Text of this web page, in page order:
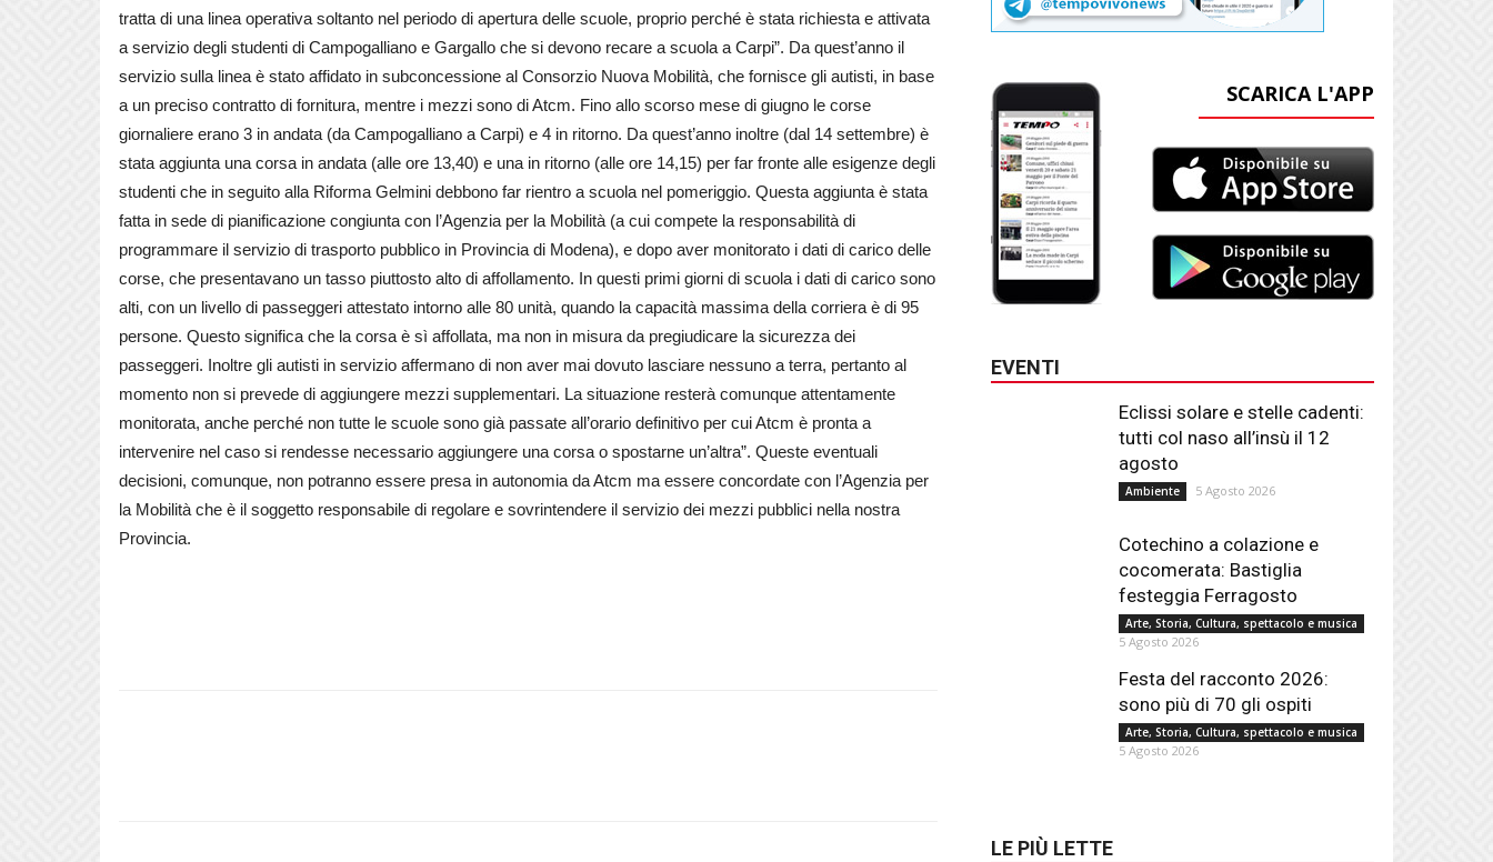
tratta di una linea operativa soltanto nel periodo di apertura delle scuole, proprio perché è stata richiesta e attivata
a servizio degli studenti di Campogalliano e Gargallo che si devono recare a scuola a Carpi”. Da quest’anno il
servizio sulla linea è stato affidato in subconcessione al Consorzio Nuova Mobilità, che fornisce gli autisti, in base
a un preciso contratto di fornitura, mentre i mezzi sono di Atcm. Fino allo scorso mese di giugno le corse
giornaliere erano 3 in andata (da Campogalliano a Carpi) e 4 in ritorno. Da quest’anno inoltre (dal 14 settembre) è
stata aggiunta una corsa in andata (alle ore 13,40) e una in ritorno (alle ore 14,15) per far fronte alle esigenze degli
studenti che in seguito alla Riforma Gelmini debbono far rientro a scuola nel pomeriggio. Questa aggiunta è stata
fatta in sede di pianificazione congiunta con l’Agenzia per la Mobilità (a cui compete la responsabilità di
programmare il servizio di trasporto pubblico in Provincia di Modena), e dopo aver monitorato i dati di carico delle
corse, che presentavano un tasso piuttosto alto di affollamento. In questi primi giorni di scuola i dati di carico sono
alti, con un livello di passeggeri attestato intorno alle 80 unità, quando la capacità massima della corriera è di 95
persone. Questo significa che la corsa è sì affollata, ma non in misura da pregiudicare la sicurezza dei
passeggeri. Inoltre gli autisti in servizio affermano di non aver mai dovuto lasciare nessuno a terra, pertanto al
momento non si prevede di aggiungere mezzi supplementari. La situazione resterà comunque attentamente
monitorata, anche perché non tutte le scuole sono già passate all’orario definitivo per cui Atcm è pronta a
intervenire nel caso si rendesse necessario aggiungere una corsa o spostarne un’altra”. Queste eventuali
decisioni, comunque, non potranno essere presa in autonomia da Atcm ma essere concordate con l’Agenzia per
la Mobilità che è il soggetto responsabile di regolare e sovrintendere il servizio dei mezzi pubblici nella nostra
Provincia.
SCARICA L'APP
EVENTI
Eclissi solare e stelle cadenti:
tutti col naso all’insù il 12
agosto
Ambiente 5 Agosto 2026
Cotechino a colazione e
cocomerata: Bastiglia
festeggia Ferragosto
Arte, Storia, Cultura, spettacolo e musica
5 Agosto 2026
Festa del racconto 2026:
sono più di 70 gli ospiti
Arte, Storia, Cultura, spettacolo e musica
5 Agosto 2026
LE PIÙ LETTE